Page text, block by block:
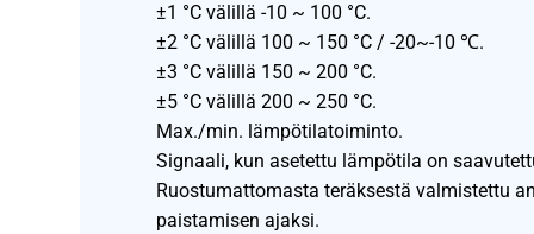
±1 °C välillä -10 ~ 100 °C.
±2 °C välillä 100 ~ 150 °C / -20~-10 ℃.
±3 °C välillä 150 ~ 200 °C.
±5 °C välillä 200 ~ 250 °C.
Max./min. lämpötilatoiminto.
Signaali, kun asetettu lämpötila on
Ruostumattomasta teräksestä valmistettu
paistamisen ajaksi.